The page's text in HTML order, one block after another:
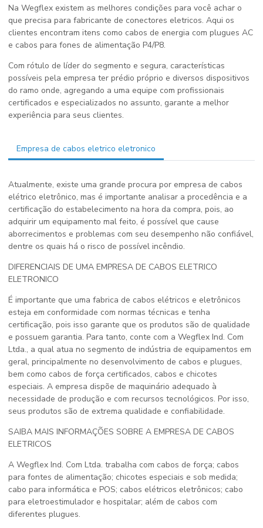
Na Wegflex existem as melhores condições para você achar o
que precisa para fabricante de conectores eletricos. Aqui os
clientes encontram itens como cabos de energia com plugues AC
e cabos para fones de alimentação P4/P8.
Com rótulo de líder do segmento e segura, características
possíveis pela empresa ter prédio próprio e diversos dispositivos
do ramo onde, agregando a uma equipe com profissionais
certificados e especializados no assunto, garante a melhor
experiência para seus clientes.
Empresa de cabos eletrico eletronico
Atualmente, existe uma grande procura por empresa de cabos
elétrico eletrônico, mas é importante analisar a procedência e a
certificação do estabelecimento na hora da compra, pois, ao
adquirir um equipamento mal feito, é possível que cause
aborrecimentos e problemas com seu desempenho não confiável,
dentre os quais há o risco de possível incêndio.
DIFERENCIAIS DE UMA EMPRESA DE CABOS ELETRICO
ELETRONICO
É importante que uma fabrica de cabos elétricos e eletrônicos
esteja em conformidade com normas técnicas e tenha
certificação, pois isso garante que os produtos são de qualidade
e possuem garantia. Para tanto, conte com a Wegflex Ind. Com
Ltda., a qual atua no segmento de indústria de equipamentos em
geral, principalmente no desenvolvimento de cabos e plugues,
bem como cabos de força certificados, cabos e chicotes
especiais. A empresa dispõe de maquinário adequado à
necessidade de produção e com recursos tecnológicos. Por isso,
seus produtos são de extrema qualidade e confiabilidade.
SAIBA MAIS INFORMAÇÕES SOBRE A EMPRESA DE CABOS
ELETRICOS
A Wegflex Ind. Com Ltda. trabalha com cabos de força; cabos
para fontes de alimentação; chicotes especiais e sob medida;
cabo para informática e POS; cabos elétricos eletrônicos; cabo
para eletroestimulador e hospitalar; além de cabos com
diferentes plugues.